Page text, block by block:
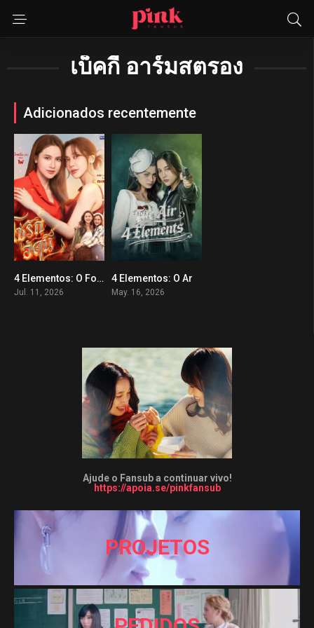
เบ็คกี้ อาร์มสตรอง
Adicionados recentemente
04 Elementos: O Fogo
Jul. 11, 2026
10
4 Elementos: O Ar
May. 16, 2026
Ajude o Fansub a continuar vivo!
https://apoia.se/pinkfansub
PROJETOS